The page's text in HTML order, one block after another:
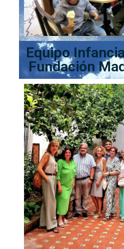
Equipo
Fundación